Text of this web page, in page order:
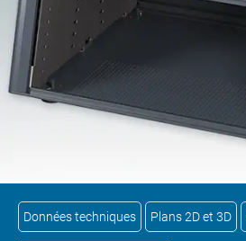
Données techniques Plans 2D et 3D